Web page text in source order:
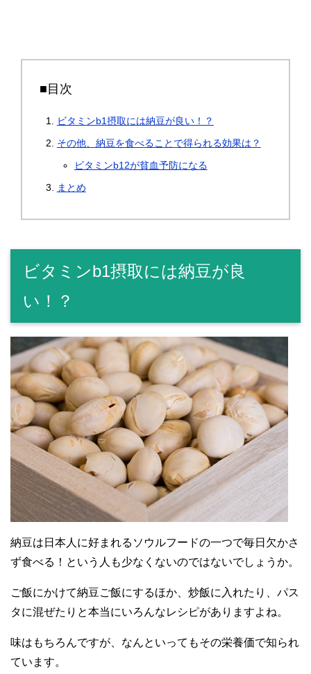
■目次
ビタミンb1摂取には納豆が良い！？
その他、納豆を食べることで得られる効果は？
ビタミンb12が貧血予防になる
まとめ
ビタミンb1摂取には納豆が良
い！？
納豆は日本人に好まれるソウルフードの一つで毎日欠かさ
ず食べる！という人も少なくないのではないでしょうか。
ご飯にかけて納豆ご飯にするほか、炒飯に入れたり、パス
タに混ぜたりと本当にいろんなレシピがありますよね。
味はもちろんですが、なんといってもその栄養価で知られ
ています。